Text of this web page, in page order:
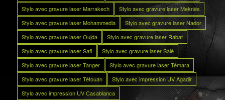
Stylo avec gravure laser Marrakech
Stylo avec gravure laser Meknès
Stylo avec gravure laser Mohammedia
Stylo avec gravure laser Nador
Stylo avec gravure laser Oujda
Stylo avec gravure laser Rabat
Stylo avec gravure laser Safi
Stylo avec gravure laser Salé
Stylo avec gravure laser Tanger
Stylo avec gravure laser Témara
Stylo avec gravure laser Tétouan
Stylo avec impression UV Agadir
Stylo avec impression UV Casablanca